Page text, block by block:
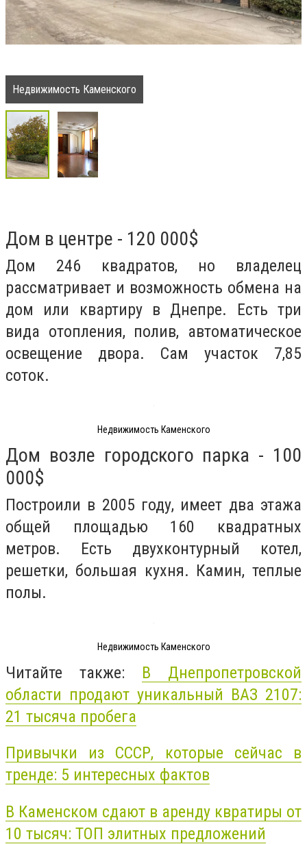
Недвижимость Каменского
Дом в центре - 120 000$
Дом 246 квадратов, но владелец
рассматривает и возможность обмена на
дом или квартиру в Днепре. Есть три
вида отопления, полив, автоматическое
освещение двора. Сам участок 7,85
соток.
Недвижимость Каменского
Дом возле городского парка - 100
000$
Построили в 2005 году, имеет два этажа
общей площадью 160 квадратных
метров. Есть двухконтурный котел,
решетки, большая кухня. Камин, теплые
полы.
Недвижимость Каменского
Читайте также: В Днепропетровской
области продают уникальный ВАЗ 2107:
21 тысяча пробега
Привычки из СССР, которые сейчас в
тренде: 5 интересных фактов
В Каменском сдают в аренду квратиры от
10 тысяч: ТОП элитных предложений